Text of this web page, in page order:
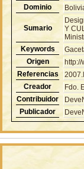
Dominio
Sumario
Y
Keywords
Origen
Referencias
Creador
Fdo.
Contribuidor
Publicador